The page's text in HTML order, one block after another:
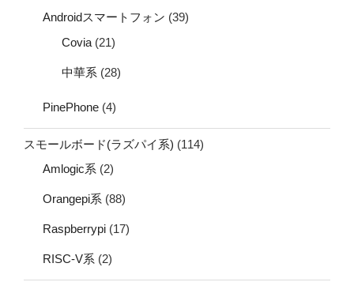
Androidスマートフォン (39)
Covia (21)
中華系 (28)
PinePhone (4)
スモールボード(ラズパイ系) (114)
Amlogic系 (2)
Orangepi系 (88)
Raspberrypi (17)
RISC-V系 (2)